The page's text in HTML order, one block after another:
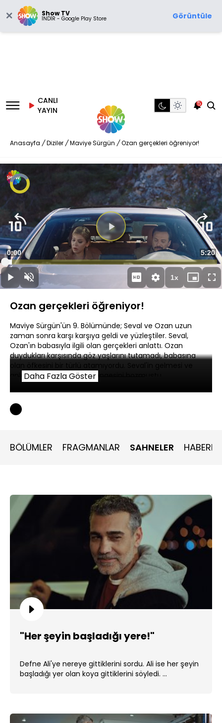
Show TV
İNDİR - Google Play Store Görüntüle
CANLI
YAYIN
5
Anasayfa / Diziler / Maviye Sürgün / Ozan gerçekleri öğreniyor!
Video
Oynatıcısı
Videoyu
Oynat
OynatSesi
Aç
Süre
0:00
Süre
5:20
Yüklendi:
3.38%
1xOynatma
Hızı
Mini
oynatıcı
Ozan gerçekleri öğreniyor!
Maviye Sürgün'ün 9. Bölümünde; Seval ve Ozan uzun
zaman sonra karşı karşıya geldi ve yüzleştiler. Seval,
Ozan'ın babasıyla ilgili olan gerçekleri anlattı. Ozan
duydukları karşısında göz yaşlarını tutamadı, babasına
olan öfkesini bir türlü atamıyordu. Seval'in gelmesi ve
anlattığı şeyler Ozan'ın dengesini bozmuştu.
Daha Fazla Göster
BÖLÜMLER FRAGMANLAR SAHNELER
"Her şeyin başladığı yere!"
Defne Ali'ye nereye gittiklerini sordu. Ali ise her şeyin
başladığı yer olan koya gittiklerini söyledi. ...